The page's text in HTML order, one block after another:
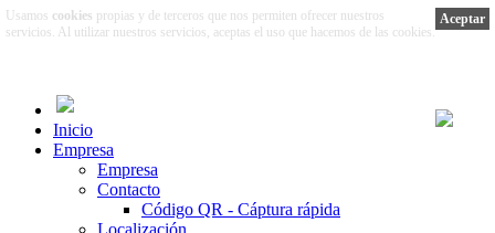
Inicio
Empresa
Empresa
Contacto
Código QR - Cáptura rápida
Localización
Aceptar
Usamos cookies propias y de terceros que nos permiten ofrecer nuestros
servicios. Al utilizar nuestros servicios, aceptas el uso que hacemos de las cookies.